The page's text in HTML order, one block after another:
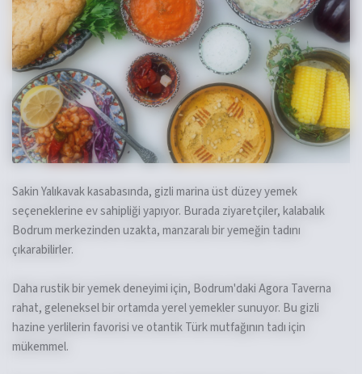
Sakin Yalıkavak kasabasında, gizli marina üst düzey yemek
seçeneklerine ev sahipliği yapıyor. Burada ziyaretçiler, kalabalık
Bodrum merkezinden uzakta, manzaralı bir yemeğin tadını
çıkarabilirler.
Daha rustik bir yemek deneyimi için, Bodrum'daki Agora Taverna
rahat, geleneksel bir ortamda yerel yemekler sunuyor. Bu gizli
hazine yerlilerin favorisi ve otantik Türk mutfağının tadı için
mükemmel.